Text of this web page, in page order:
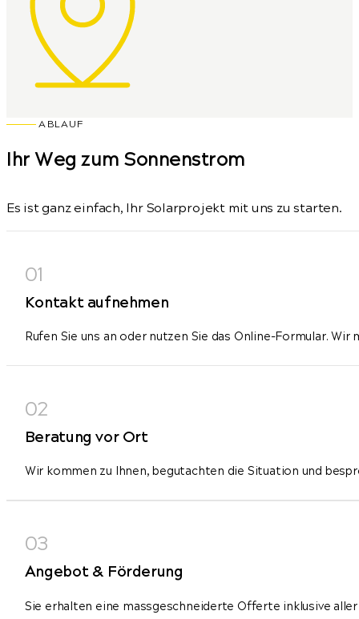
Ihr Weg zum Sonnenstrom
ABLAUF
Es ist ganz einfach, Ihr Solarprojekt mit uns zu starten.
Kontakt aufnehmen
Rufen Sie uns an oder nutzen Sie das Online-Formular.
Beratung vor Ort
Wir kommen zu Ihnen, begutachten die Situation und
Angebot & Förderung
Sie erhalten eine massgeschneiderte Offerte inklusive